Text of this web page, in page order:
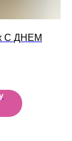
С ДНЕМ